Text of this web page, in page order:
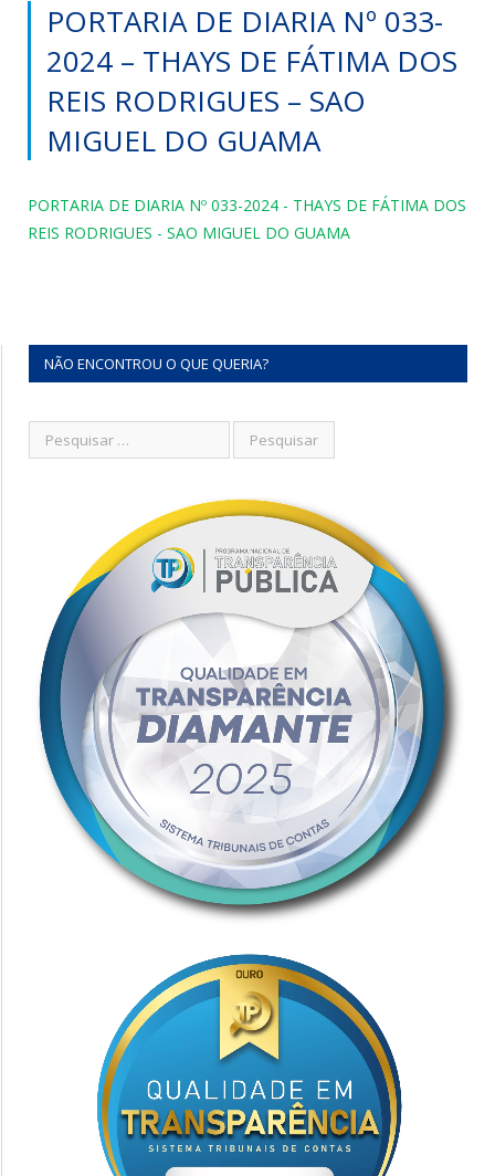
PORTARIA DE DIARIA Nº 033-
2024 – THAYS DE FÁTIMA DOS
REIS RODRIGUES – SAO
MIGUEL DO GUAMA
PORTARIA DE DIARIA Nº 033-2024 - THAYS DE FÁTIMA DOS
REIS RODRIGUES - SAO MIGUEL DO GUAMA
NÃO ENCONTROU O QUE QUERIA?